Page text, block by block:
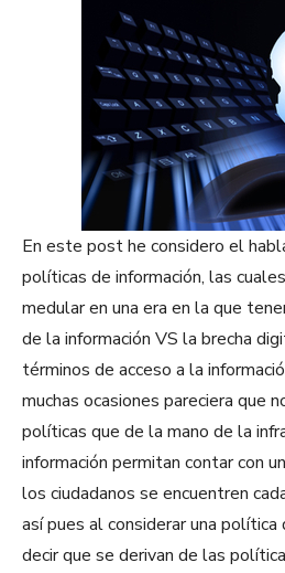
En este post he considero el
políticas de información, las
medular en una era en la que
de la información VS la brecha
términos de acceso a la
muchas ocasiones pareciera que
políticas que de la mano de la
información permitan contar con
los ciudadanos se encuentren
así pues al considerar una
decir que se derivan de las